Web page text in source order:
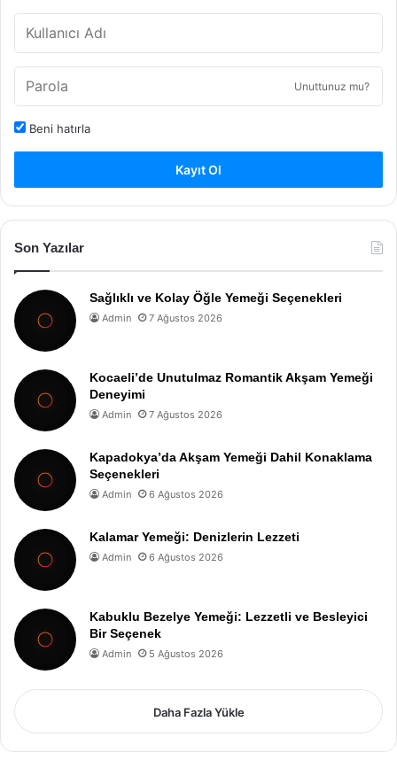
Unuttunuz mu?
Beni hatırla
Kayıt Ol
Son Yazılar
Sağlıklı ve Kolay Öğle Yemeği Seçenekleri
Admin 7 Ağustos 2026
Kocaeli’de Unutulmaz Romantik Akşam Yemeği
Deneyimi
Admin 7 Ağustos 2026
Kapadokya’da Akşam Yemeği Dahil Konaklama
Seçenekleri
Admin 6 Ağustos 2026
Kalamar Yemeği: Denizlerin Lezzeti
Admin 6 Ağustos 2026
Kabuklu Bezelye Yemeği: Lezzetli ve Besleyici
Bir Seçenek
Admin 5 Ağustos 2026
Daha Fazla Yükle